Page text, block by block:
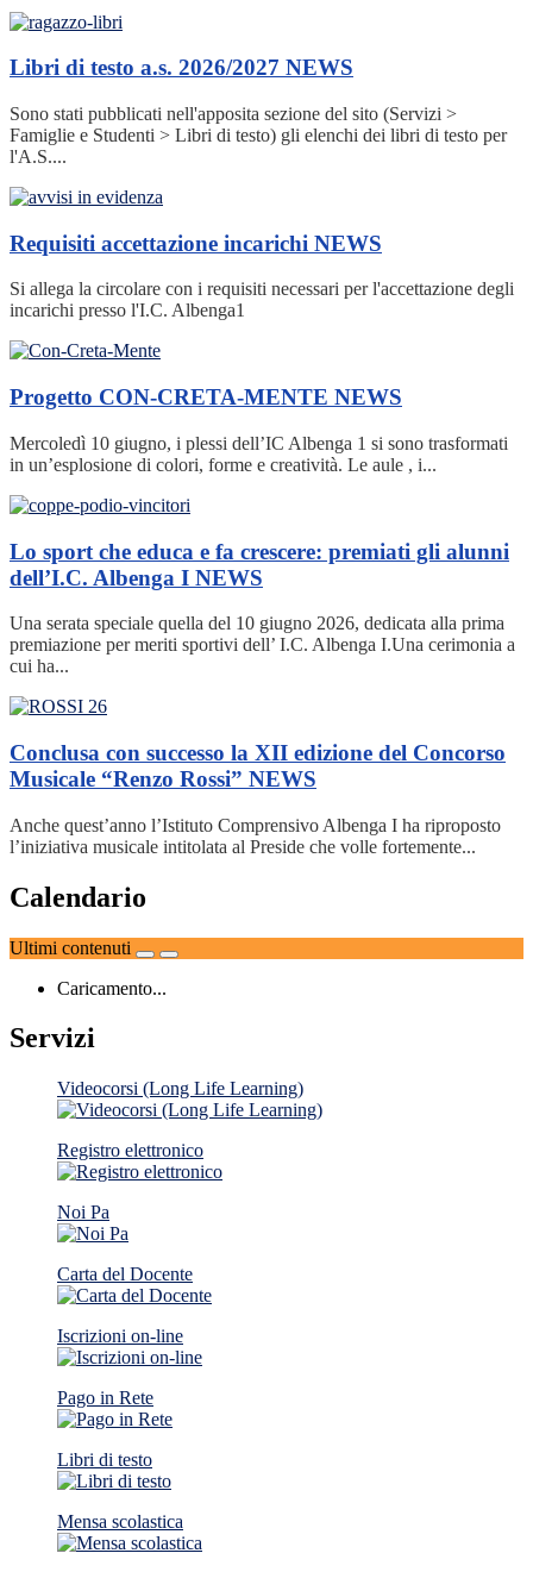
Libri di testo a.s. 2026/2027 NEWS
Sono stati pubblicati nell'apposita sezione del sito (Servizi >
Famiglie e Studenti > Libri di testo) gli elenchi dei libri di testo per
l'A.S....
Requisiti accettazione incarichi NEWS
Si allega la circolare con i requisiti necessari per l'accettazione degli
incarichi presso l'I.C. Albenga1
Progetto CON-CRETA-MENTE NEWS
Mercoledì 10 giugno, i plessi dell’IC Albenga 1 si sono trasformati
in un’esplosione di colori, forme e creatività. Le aule , i...
Lo sport che educa e fa crescere: premiati gli alunni
dell’I.C. Albenga I NEWS
Una serata speciale quella del 10 giugno 2026, dedicata alla prima
premiazione per meriti sportivi dell’ I.C. Albenga I.Una cerimonia a
cui ha...
Conclusa con successo la XII edizione del Concorso
Musicale “Renzo Rossi” NEWS
Anche quest’anno l’Istituto Comprensivo Albenga I ha riproposto
l’iniziativa musicale intitolata al Preside che volle fortemente...
Calendario
Ultimi contenuti
Caricamento...
Servizi
Videocorsi (Long Life Learning)
Registro elettronico
Noi Pa
Carta del Docente
Iscrizioni on-line
Pago in Rete
Libri di testo
Mensa scolastica